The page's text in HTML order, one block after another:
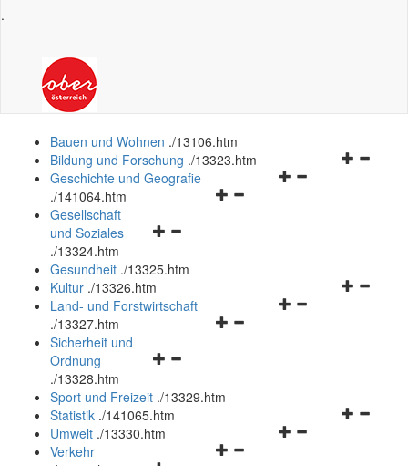
.
Bauen und Wohnen ./13106.htm
Navigationsmenü
Bildung und Forschung ./13323.htm
Navigationsmenü
Geschichte und Geografie
./141064.htm
Navigationsmenü
und
schließen
Gesellschaft
und Soziales
./13324.htm
Gesundheit ./13325.htm
Navigationsmenü
Kultur ./13326.htm
Navigationsmenü
Land- und Forstwirtschaft
./13327.htm
Navigationsmenü
und
schließen
Sicherheit und
Ordnung
./13328.htm
Sport und Freizeit ./13329.htm
Navigationsmenü
Statistik ./141065.htm
Navigationsmenü
Umwelt ./13330.htm
Verkehr